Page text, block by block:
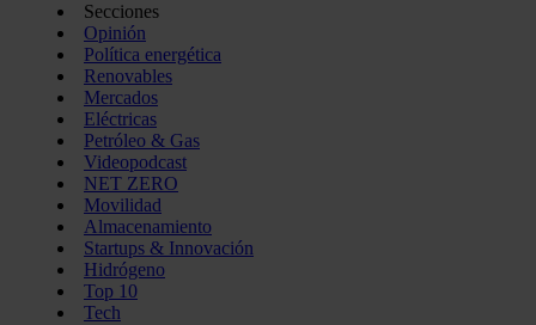
Secciones
Opinión
Política energética
Renovables
Mercados
Eléctricas
Petróleo & Gas
Videopodcast
NET ZERO
Movilidad
Almacenamiento
Startups & Innovación
Hidrógeno
Top 10
Tech